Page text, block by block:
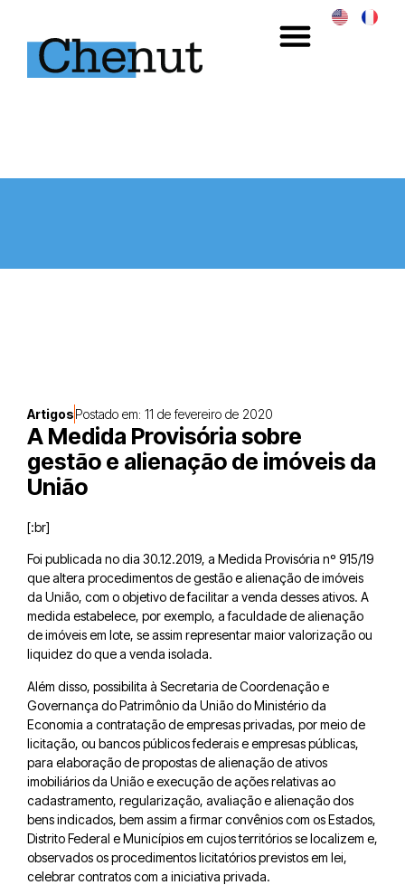
ArtigosPostado em: 11 de fevereiro de 2020
A Medida Provisória sobre
gestão e alienação de imóveis da
União
[:br]
Foi publicada no dia 30.12.2019, a Medida Provisória nº 915/19
que altera procedimentos de gestão e alienação de imóveis
da União, com o objetivo de facilitar a venda desses ativos. A
medida estabelece, por exemplo, a faculdade de alienação
de imóveis em lote, se assim representar maior valorização ou
liquidez do que a venda isolada. ⠀
Além disso, possibilita à Secretaria de Coordenação e
Governança do Patrimônio da União do Ministério da
Economia a contratação de empresas privadas, por meio de
licitação, ou bancos públicos federais e empresas públicas,
para elaboração de propostas de alienação de ativos
imobiliários da União e execução de ações relativas ao
cadastramento, regularização, avaliação e alienação dos
bens indicados, bem assim a firmar convênios com os Estados,
Distrito Federal e Municípios em cujos territórios se localizem e,
observados os procedimentos licitatórios previstos em lei,
celebrar contratos com a iniciativa privada.⠀